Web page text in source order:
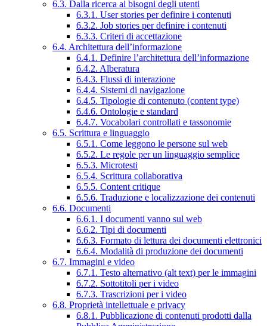
6.3. Dalla ricerca ai bisogni degli utenti
6.3.1. User stories per definire i contenuti
6.3.2. Job stories per definire i contenuti
6.3.3. Criteri di accettazione
6.4. Architettura dell’informazione
6.4.1. Definire l’architettura dell’informazione
6.4.2. Alberatura
6.4.3. Flussi di interazione
6.4.4. Sistemi di navigazione
6.4.5. Tipologie di contenuto (content type)
6.4.6. Ontologie e standard
6.4.7. Vocabolari controllati e tassonomie
6.5. Scrittura e linguaggio
6.5.1. Come leggono le persone sul web
6.5.2. Le regole per un linguaggio semplice
6.5.3. Microtesti
6.5.4. Scrittura collaborativa
6.5.5. Content critique
6.5.6. Traduzione e localizzazione dei contenuti
6.6. Documenti
6.6.1. I documenti vanno sul web
6.6.2. Tipi di documenti
6.6.3. Formato di lettura dei documenti elettronici
6.6.4. Modalità di produzione dei documenti
6.7. Immagini e video
6.7.1. Testo alternativo (alt text) per le immagini
6.7.2. Sottotitoli per i video
6.7.3. Trascrizioni per i video
6.8. Proprietà intellettuale e privacy
6.8.1. Pubblicazione di contenuti prodotti dalla